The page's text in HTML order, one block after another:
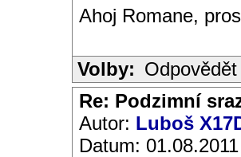
Ahoj Romane,
Volby:
Re: Podzimní
Autor: Luboš
Datum: